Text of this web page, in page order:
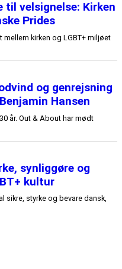
til velsignelse: Kirken
Prides
kirken og LGBT+ miljøet
og genrejsning
Hansen
år. Out & About har mødt
synliggøre og
kultur
sikre, styrke og bevare dansk,